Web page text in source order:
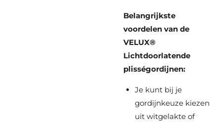
Belangrijkste
voordelen van de
VELUX®
Lichtdoorlatende
plisségordijnen:
Je kunt bij je
gordijnkeuze kiezen
uit witgelakte of